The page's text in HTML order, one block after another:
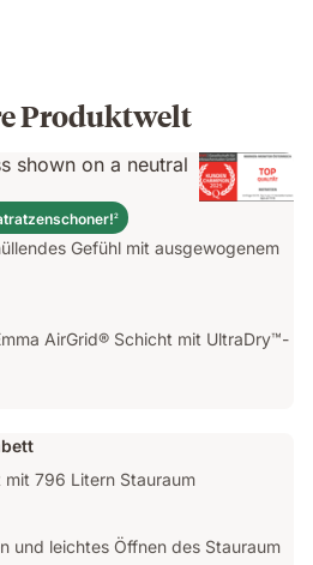
Produktwelt
2
Gefühl mit ausgewogenem
AirGrid® Schicht mit UltraDry™-
796 Litern Stauraum
und leichtes Öffnen des Stauraum